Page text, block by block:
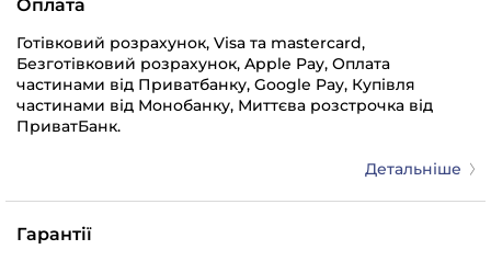
Оплата
Готівковий розрахунок, Visa та mastercard,
Безготівковий розрахунок, Apple Pay, Оплата
частинами від Приватбанку, Google Pay, Купівля
частинами від Монобанку, Миттєва розстрочка від
ПриватБанк.
Детальніше
Гарантії